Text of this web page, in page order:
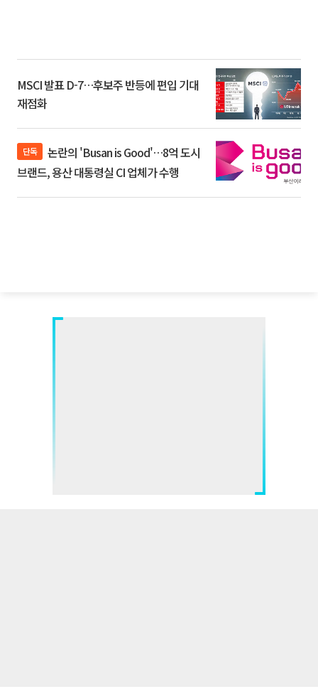
MSCI 발표 D-7…후보주 반등에 편입 기대
재점화
단독
브랜드, 용산 대통령실 CI 업체가 수행